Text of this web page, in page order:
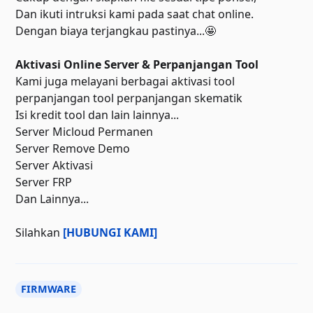
Dan ikuti intruksi kami pada saat chat online.
Dengan biaya terjangkau pastinya...🤩
Aktivasi Online Server & Perpanjangan Tool
Kami juga melayani berbagai aktivasi tool
perpanjangan tool perpanjangan skematik
Isi kredit tool dan lain lainnya...
Server Micloud Permanen
Server Remove Demo
Server Aktivasi
Server FRP
Dan Lainnya...
Silahkan [HUBUNGI KAMI]
FIRMWARE